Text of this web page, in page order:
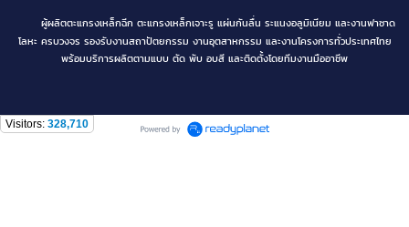
ผู้ผลิตตะแกรงเหล็กฉีก ตะแกรงเหล็กเจาะรู แผ่นกันลื่น ระแนงอลูมิเนียม และงานฟาซาด
โลหะ ครบวงจร รองรับงานสถาปัตยกรรม งานอุตสาหกรรม และงานโครงการทั่วประเทศไทย
พร้อมบริการผลิตตามแบบ ตัด พับ อบสี และติดตั้งโดยทีมงานมืออาชีพ
Visitors: 328,710